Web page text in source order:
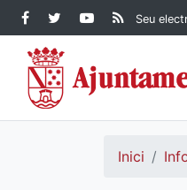
Contingut principal
Facebook
Dénia
Twitter
Dénia
YouTube
de
RSS
Seu
Inici